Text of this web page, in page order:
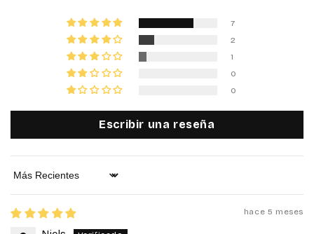
7
2
1
0
0
Escribir una reseña
Sort by
hace 5 meses